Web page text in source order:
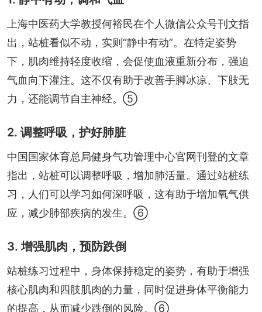
上海中医药大学教授何裕民在个人微信公众号刊文指
出，站桩看似不动，实则“静中有动”。在特定姿势
下，肌肉维持轻度收缩，会促使血液重新分布，强迫
气血向下灌注。这不仅有助于改善手脚冰凉、下肢无
力，还能调节自主神经。⑤
2. 调整呼吸，护好肺脏
中国国家体育总局健身气功管理中心官网刊登的文章
指出，站桩可以调整呼吸，增加肺活量。通过站桩练
习，人们可以学习如何深呼吸，这有助于增加氧气供
应，减少肺部疾病的发生。⑥
3. 增强肌肉，预防跌倒
站桩练习过程中，身体保持稳定的姿势，有助于增强
核心肌肉和四肢肌肉的力量，同时促进身体平衡能力
的提高，从而减少跌倒的风险。⑥